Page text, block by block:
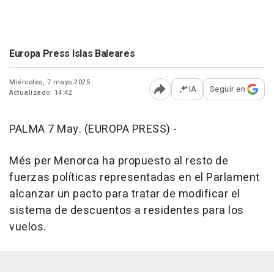
Europa Press Islas Baleares
Miércoles, 7 mayo 2025
Actualizado: 14:42
Abrir opciones para
IA Seguir en
PALMA 7 May. (EUROPA PRESS) -
Més per Menorca ha propuesto al resto de
fuerzas políticas representadas en el Parlament
alcanzar un pacto para tratar de modificar el
sistema de descuentos a residentes para los
vuelos.